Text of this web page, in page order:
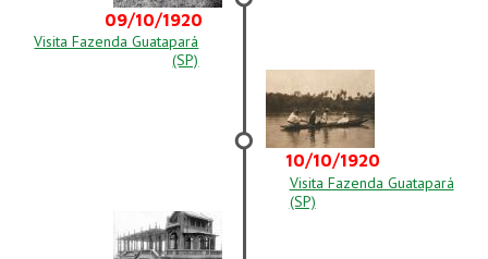
09/10/1920
Visita Fazenda Guatapará
(SP)
10/10/1920
Visita Fazenda Guatapará
(SP)